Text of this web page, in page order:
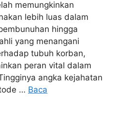
memungkinkan
lebih luas dalam
hingga
yang menangani
tubuh korban,
peran vital dalam
angka kejahatan
… Baca